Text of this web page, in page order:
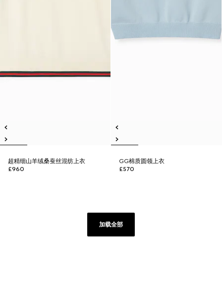
超精细山羊绒桑蚕丝混纺上衣
£960
GG棉质圆领上衣
£570
加载全部